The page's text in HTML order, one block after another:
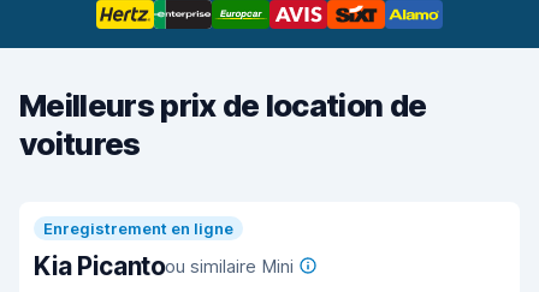
Meilleurs prix de location de
voitures
Enregistrement en ligne
Kia Picantoou similaire Mini